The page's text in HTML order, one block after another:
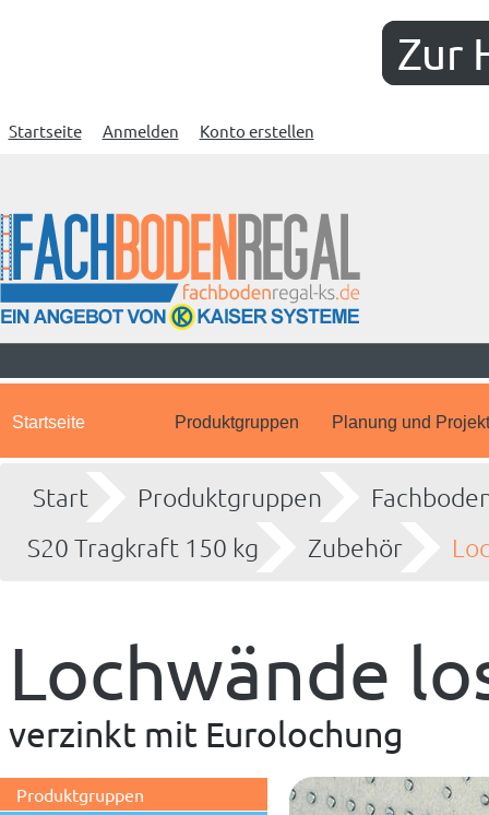
Zur
Startseite Anmelden Konto erstellen
Startseite Produktgruppen Planung und
Start Produktgruppen
S20 Tragkraft 150 kg
Zubehör
Lochwände
verzinkt mit Eurolochung
Produktgruppen